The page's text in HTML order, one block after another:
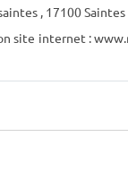
, 17100 Saintes
site internet :